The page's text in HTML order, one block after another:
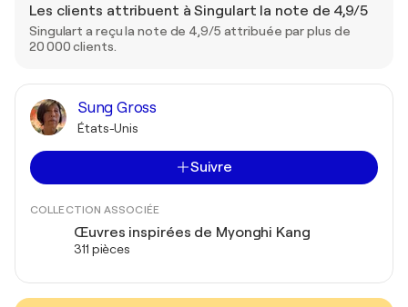
Les clients attribuent à Singulart la note de 4,9/5
Singulart a reçu la note de 4,9/5 attribuée par plus de
20 000 clients.
Sung Gross
États-Unis
Suivre
COLLECTION ASSOCIÉE
Œuvres inspirées de Myonghi Kang
311 pièces